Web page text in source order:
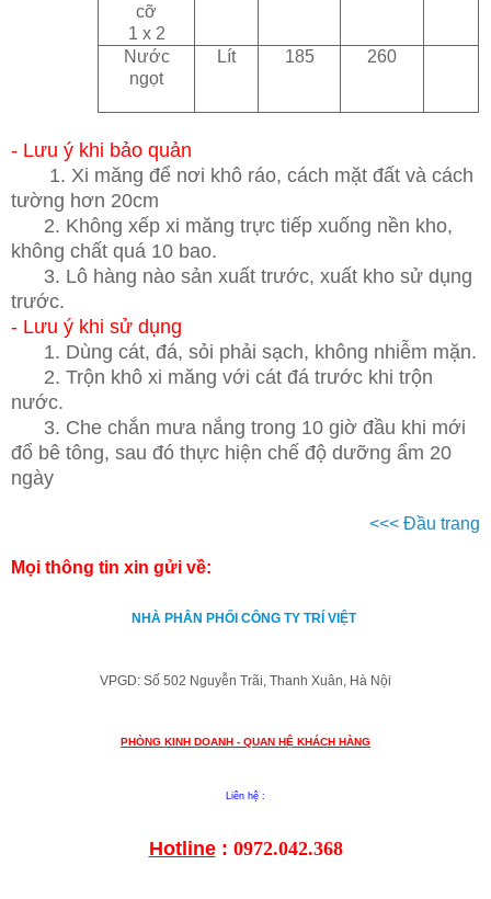
cỡ
1 x 2
Nước
ngọt
Lít 185 260
- Lưu ý khi bảo quản
1. Xi măng để nơi khô ráo, cách mặt đất và cách
tường hơn 20cm
2. Không xếp xi măng trực tiếp xuống nền kho,
không chất quá 10 bao.
3. Lô hàng nào sản xuất trước, xuất kho sử dụng
trước.
- Lưu ý khi sử dụng
1. Dùng cát, đá, sỏi phải sạch, không nhiễm mặn.
2. Trộn khô xi măng với cát đá trước khi trộn
nước.
3. Che chắn mưa nắng trong 10 giờ đầu khi mới
đổ bê tông, sau đó thực hiện chế độ dưỡng ẩm 20
ngày
<<< Đầu trang
Mọi thông tin xin gửi về:
NHÀ PHÂN PHỐI CÔNG TY TRÍ VIỆT
VPGD: Số 502 Nguyễn Trãi, Thanh Xuân, Hà Nội
PHÒNG KINH DOANH - QUAN HỆ KHÁCH HÀNG
Liên hệ :
Hotline: 0972.042.368